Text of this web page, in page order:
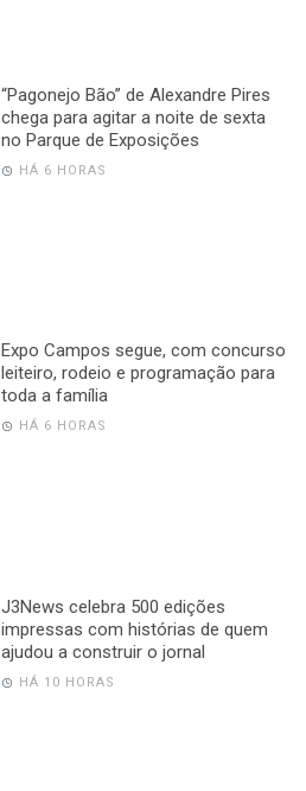
“Pagonejo Bão” de Alexandre Pires
chega para agitar a noite de sexta
no Parque de Exposições
HÁ 6 HORAS
Expo Campos segue, com concurso
leiteiro, rodeio e programação para
toda a família
HÁ 6 HORAS
J3News celebra 500 edições
impressas com histórias de quem
ajudou a construir o jornal
HÁ 10 HORAS